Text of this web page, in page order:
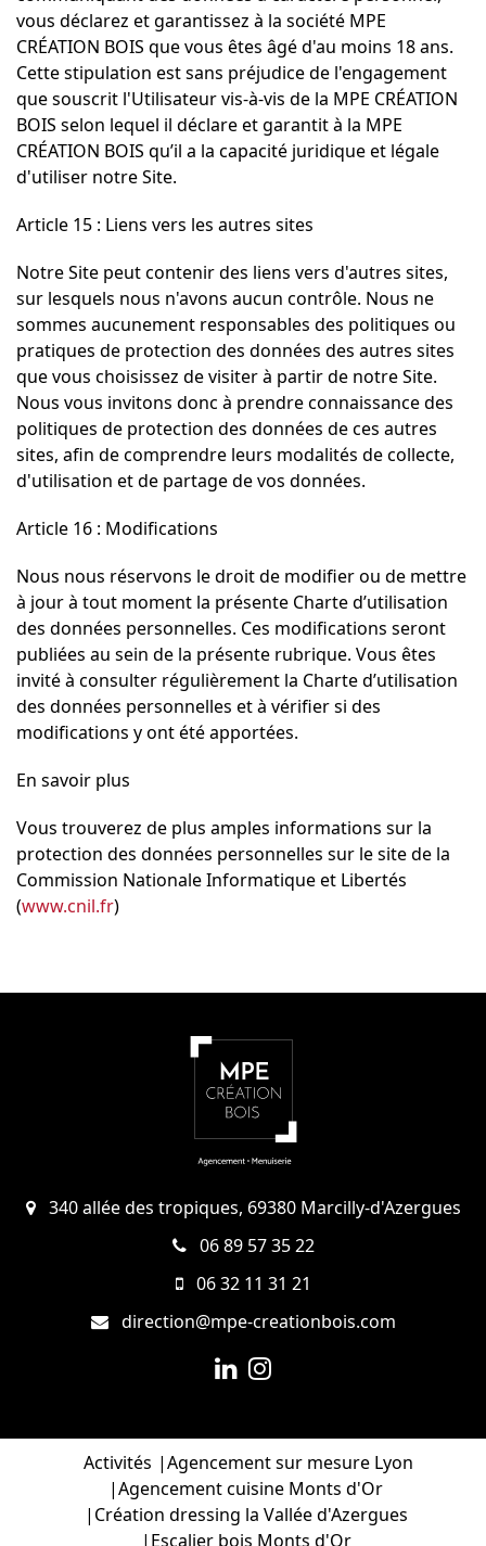
vous déclarez et garantissez à la société MPE
CRÉATION BOIS que vous êtes âgé d'au moins 18 ans.
Cette stipulation est sans préjudice de l'engagement
que souscrit l'Utilisateur vis-à-vis de la MPE CRÉATION
BOIS selon lequel il déclare et garantit à la MPE
CRÉATION BOIS qu’il a la capacité juridique et légale
d'utiliser notre Site.
Article 15 : Liens vers les autres sites
Notre Site peut contenir des liens vers d'autres sites,
sur lesquels nous n'avons aucun contrôle. Nous ne
sommes aucunement responsables des politiques ou
pratiques de protection des données des autres sites
que vous choisissez de visiter à partir de notre Site.
Nous vous invitons donc à prendre connaissance des
politiques de protection des données de ces autres
sites, afin de comprendre leurs modalités de collecte,
d'utilisation et de partage de vos données.
Article 16 : Modifications
Nous nous réservons le droit de modifier ou de mettre
à jour à tout moment la présente Charte d’utilisation
des données personnelles. Ces modifications seront
publiées au sein de la présente rubrique. Vous êtes
invité à consulter régulièrement la Charte d’utilisation
des données personnelles et à vérifier si des
modifications y ont été apportées.
En savoir plus
Vous trouverez de plus amples informations sur la
protection des données personnelles sur le site de la
Commission Nationale Informatique et Libertés
(www.cnil.fr)
340 allée des tropiques, 69380 Marcilly-d'Azergues
06 89 57 35 22
06 32 11 31 21
direction@mpe-creationbois.com
Activités
Agencement sur mesure Lyon
Agencement cuisine Monts d'Or
Création dressing la Vallée d'Azergues
Escalier bois Monts d'Or